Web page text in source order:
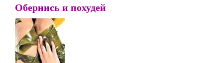
Обернись и похудей